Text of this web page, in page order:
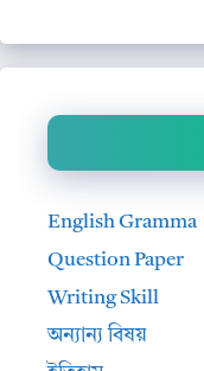
English Gramma
Question Paper
Writing Skill
অন্যান্য বিষয়